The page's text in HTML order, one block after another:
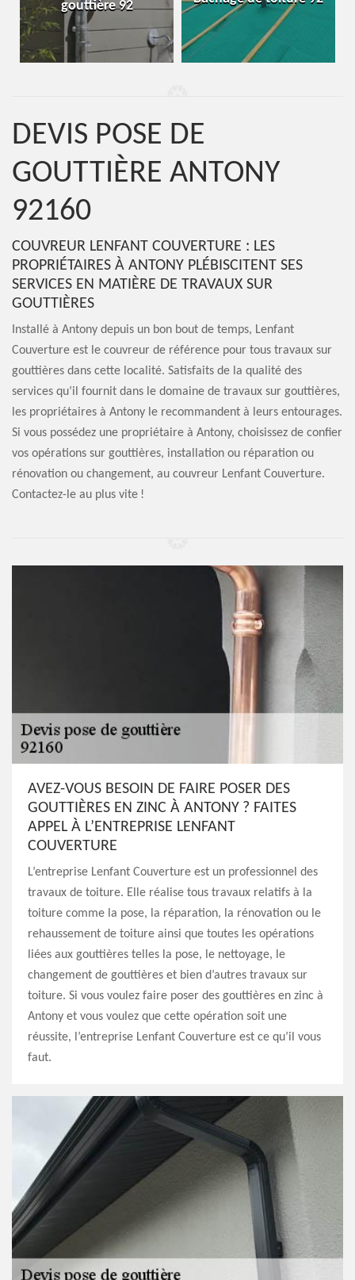
92
DEVIS POSE DE
GOUTTIÈRE ANTONY
92160
COUVREUR LENFANT COUVERTURE : LES
PROPRIÉTAIRES À ANTONY PLÉBISCITENT SES
SERVICES EN MATIÈRE DE TRAVAUX SUR
GOUTTIÈRES
Installé à Antony depuis un bon bout de temps, Lenfant
Couverture est le couvreur de référence pour tous travaux sur
gouttières dans cette localité. Satisfaits de la qualité des
services qu’il fournit dans le domaine de travaux sur gouttières,
les propriétaires à Antony le recommandent à leurs entourages.
Si vous possédez une propriétaire à Antony, choisissez de confier
vos opérations sur gouttières, installation ou réparation ou
rénovation ou changement, au couvreur Lenfant Couverture.
Contactez-le au plus vite !
AVEZ-VOUS BESOIN DE FAIRE POSER DES
GOUTTIÈRES EN ZINC À ANTONY ? FAITES
APPEL À L’ENTREPRISE LENFANT
COUVERTURE
L’entreprise Lenfant Couverture est un professionnel des
travaux de toiture. Elle réalise tous travaux relatifs à la
toiture comme la pose, la réparation, la rénovation ou le
rehaussement de toiture ainsi que toutes les opérations
liées aux gouttières telles la pose, le nettoyage, le
changement de gouttières et bien d’autres travaux sur
toiture. Si vous voulez faire poser des gouttières en zinc à
Antony et vous voulez que cette opération soit une
réussite, l’entreprise Lenfant Couverture est ce qu’il vous
faut.